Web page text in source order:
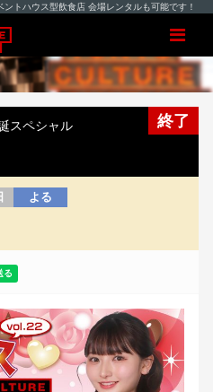
トハウス型飲食店 会場レンタルも可能です！
終了
スペシャル
よる